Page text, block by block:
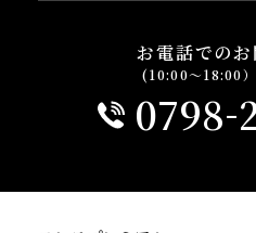
お電話での
(10:00～18:00
0798-